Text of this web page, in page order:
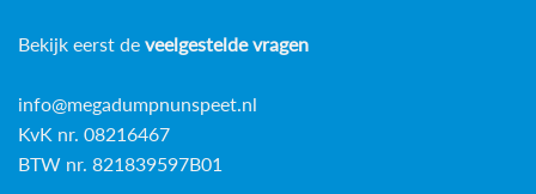
Bekijk eerst de veelgestelde vragen
info@megadumpnunspeet.nl
KvK nr. 08216467
BTW nr. 821839597B01